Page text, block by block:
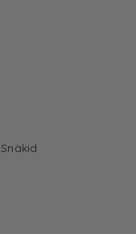
Snäkid